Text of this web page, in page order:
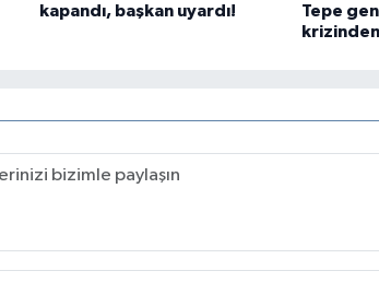
kapandı, başkan uyardı!
Tepe